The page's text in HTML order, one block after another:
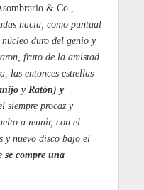
& Co.,
nacía, como puntual
duro del genio y
fruto de la amistad
las entonces estrellas
y Ratón) y
siempre procaz y
a reunir, con el
y nuevo disco bajo el
se compre una